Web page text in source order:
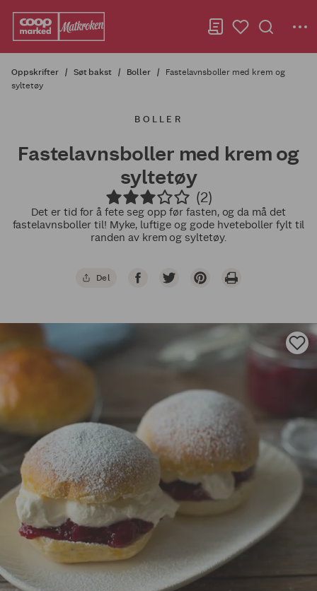
Oppskrifter Søt bakst Boller
Fastelavnsboller med krem og
syltetøy
BOLLER
Fastelavnsboller med krem og
syltetøy
(2)
Det er tid for å fete seg opp før fasten, og da må det
fastelavnsboller til! Myke, luftige og gode hveteboller fylt til
randen av krem og syltetøy.
Del